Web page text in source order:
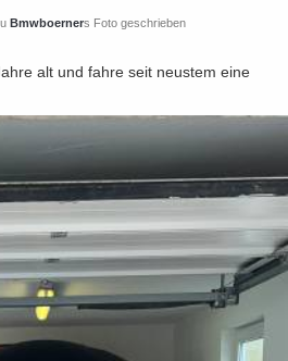
Bmwboerners Foto geschrieben
alt und fahre seit neustem eine